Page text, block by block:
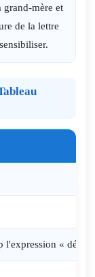
mère et
de la lettre
l'expression «